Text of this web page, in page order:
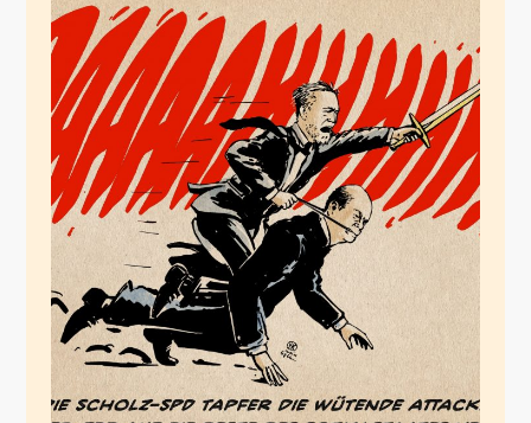
Der Schutz, den die
SPD geben will
Juli 10, 2024